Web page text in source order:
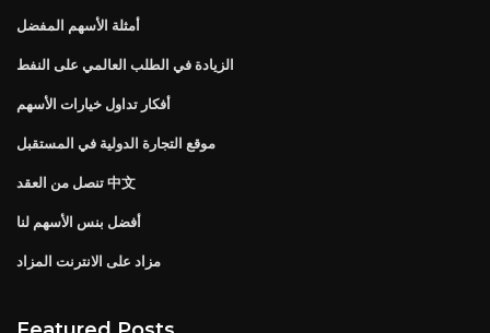
أمثلة الأسهم المفضل
الزيادة في الطلب العالمي على النفط
أفكار تداول خيارات الأسهم
موقع التجارة الدولية في المستقبل
تنصل من العقد 中文
أفضل بنس الأسهم لنا
مزاد على الانترنت المزاد